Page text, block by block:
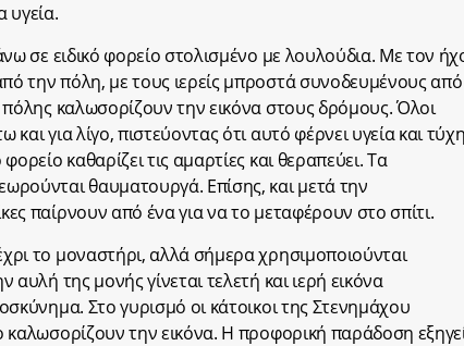
υγεία.
σε ειδικό φορείο στολισμένο με λουλούδια. Με τον
την πόλη, με τους ιερείς μπροστά συνοδευμένους από
πόλης καλωσορίζουν την εικόνα στους δρόμους. Όλοι
για λίγο, πιστεύοντας ότι αυτό φέρνει υγεία και
καθαρίζει τις αμαρτίες και θεραπεύει. Τα
θαυματουργά. Επίσης, και μετά την
παίρνουν από ένα για να το μεταφέρουν στο σπίτι.
το μοναστήρι, αλλά σήμερα χρησιμοποιούνται
αυλή της μονής γίνεται τελετή και ιερή εικόνα
Στο γυρισμό οι κάτοικοι της Στενημάχου
καλωσορίζουν την εικόνα. Η προφορική παράδοση